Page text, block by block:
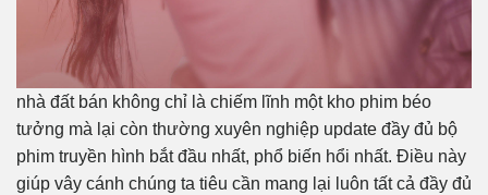
nhà đất bán không chỉ là chiếm lĩnh một kho phim béo
tưởng mà lại còn thường xuyên nghiệp update đầy đủ bộ
phim truyền hình bắt đầu nhất, phổ biến hổi nhất. Điều này
giúp vây cánh chúng ta tiêu cần mang lại luôn tất cả đầy đủ